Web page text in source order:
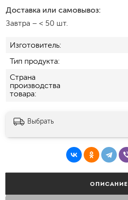
Доставка или самовывоз:
Завтра – < 50 шт.
Изготовитель
Тип продукта
Страна
производства
товара
Выбрать
ОПИСАНИЕ